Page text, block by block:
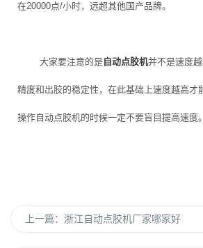
在20000点/小时，远超其他国产品牌。
大家要注意的是自动点胶机并不是速度
精度和出胶的稳定性，在此基础上速度越高才
操作自动点胶机的时候一定不要盲目提高速度。
上一篇： 浙江自动点胶机厂家哪家好